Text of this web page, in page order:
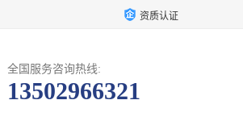
资质认证
全国服务咨询热线:
13502966321